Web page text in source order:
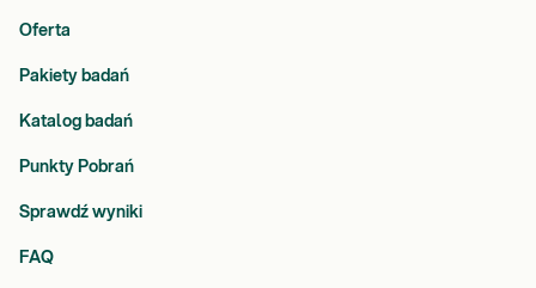
Oferta
Pakiety badań
Katalog badań
Punkty Pobrań
Sprawdź wyniki
FAQ